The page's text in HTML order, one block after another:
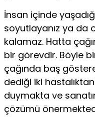
İnsan içinde
soyutlayanız ya da
kalamaz. Hatta
bir görevdir. Böyle
çağında baş
dediği iki
duymakta ve
çözümü